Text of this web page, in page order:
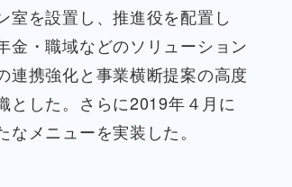
室を設置し、推進役を配置し
金・職域などのソリューション
連携強化と事業横断提案の高度
とした。さらに2019年４月に
メニューを実装した。